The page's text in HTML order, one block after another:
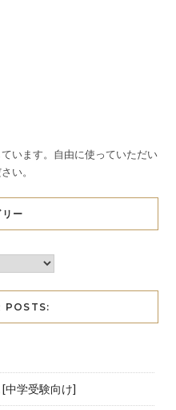
います。自由に使っていただい
い。
ー
POSTS:
中学受験向け]